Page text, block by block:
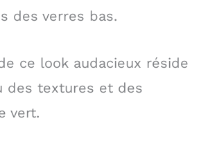
des verres bas.
ce look audacieux réside
des textures et des
vert.